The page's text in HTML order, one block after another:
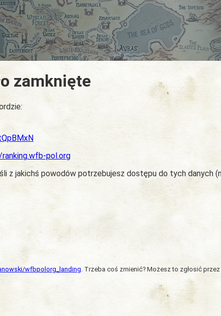
zamknięte
pol.org
z jakichś powodów potrzebujesz dostępu do tych danych
wfbpolorg_landing . Trzeba coś zmienić? Możesz to zgłosić przez